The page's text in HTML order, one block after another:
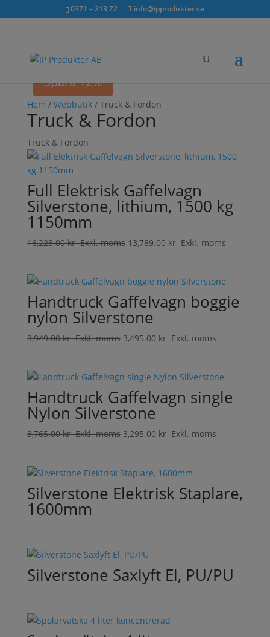
inkl. moms0371 – 213 72 info@ipprodukter.se
Sök...
×
Hem / Webbutik/ Truck & Fordon
Truck & Fordon
Truck & Fordon
Spara 15%
Full Elektrisk Gaffelvagn
Silverstone, lithium, 1500 kg
1150mm
16,223.00krExkl. moms 13,789.00 krExkl. moms
Spara 11%
Handtruck Gaffelvagn boggie
nylon Silverstone
3,949.00krExkl. moms 3,495.00 krExkl. moms
Spara 12%
Handtruck Gaffelvagn single
Nylon Silverstone
3,765.00krExkl. moms 3,295.00 krExkl. moms
Silverstone Elektrisk Staplare,
1600mm
Silverstone Saxlyft El, PU/PU